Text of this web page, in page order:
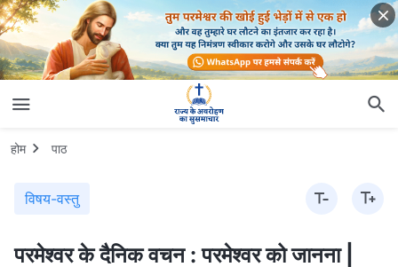
होम पाठ
विषय-वस्तु
परमेश्वर के दैनिक वचन : परमेश्वर को जानना |